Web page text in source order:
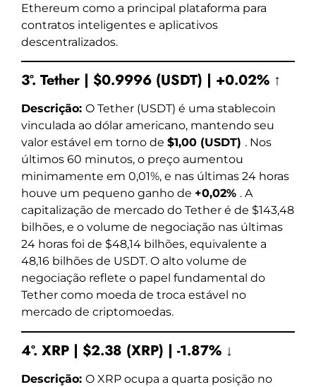
Ethereum como a principal plataforma para
contratos inteligentes e aplicativos
descentralizados.
3º. Tether | $0.9996 (USDT) | +0.02% ↑
Descrição: O Tether (USDT) é uma stablecoin
vinculada ao dólar americano, mantendo seu
valor estável em torno de $1,00 (USDT) . Nos
últimos 60 minutos, o preço aumentou
minimamente em 0,01%, e nas últimas 24 horas
houve um pequeno ganho de +0,02% . A
capitalização de mercado do Tether é de $143,48
bilhões, e o volume de negociação nas últimas
24 horas foi de $48,14 bilhões, equivalente a
48,16 bilhões de USDT. O alto volume de
negociação reflete o papel fundamental do
Tether como moeda de troca estável no
mercado de criptomoedas.
4º. XRP | $2.38 (XRP) | -1.87% ↓
Descrição: O XRP ocupa a quarta posição no